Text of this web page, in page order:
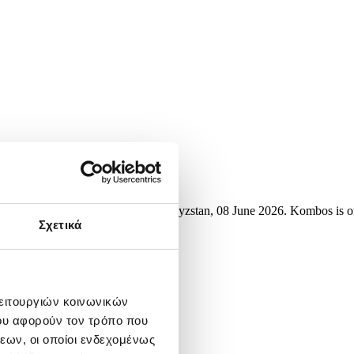
Σχετικά
κοινωνικών
αφορούν τον τρόπο που
οι οποίοι ενδεχομένως
a meeting in Bishkek, Kyrgyzstan, 08 June 2026. Kombos is